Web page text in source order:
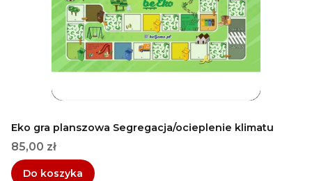
Eko gra planszowa Segregacja/ocieplenie klimatu
Cena
85,00 zł
Do koszyka